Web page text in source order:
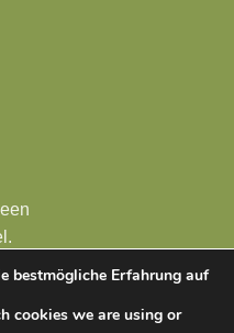
UStG wird keine
bestmögliche Erfahrung auf
cookies we are using or